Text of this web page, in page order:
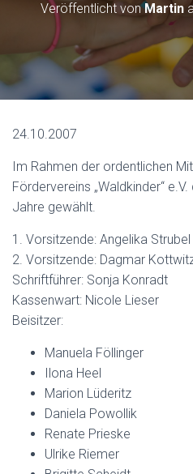
Veröffentlicht vonMartin
24.10.2007
Im Rahmen der ordentlichen
Fördervereins „Waldkinder“
Jahre gewählt.
1. Vorsitzende: Angelika Strubel
2. Vorsitzende: Dagmar
Schriftführer: Sonja Konradt
Kassenwart: Nicole Lieser
Beisitzer:
Manuela Föllinger
Ilona Heel
Marion Lüderitz
Daniela Powollik
Renate Prieske
Ulrike Riemer